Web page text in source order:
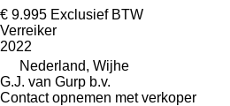
€ 9.995 Exclusief BTW
Verreiker
2022
Nederland, Wijhe
G.J. van Gurp b.v.
Contact opnemen met verkoper